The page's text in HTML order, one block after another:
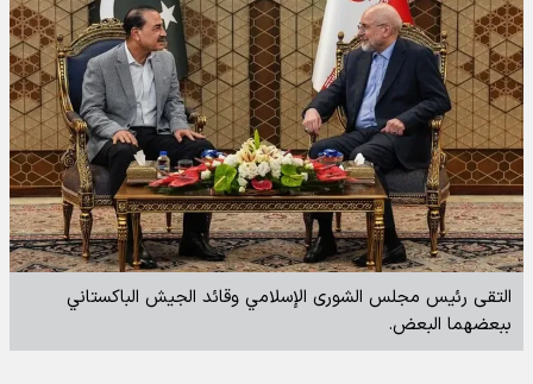
التقى رئيس مجلس الشورى الإسلامي وقائد الجيش الباكستاني
ببعضهما البعض.